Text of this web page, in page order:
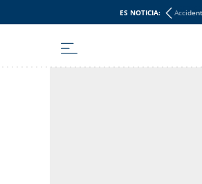
ES NOTICIA: